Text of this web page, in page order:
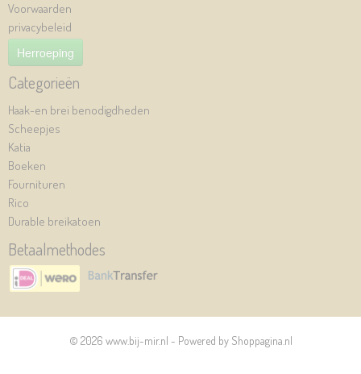
Voorwaarden
privacybeleid
Herroeping
Categorieën
Haak-en brei benodigdheden
Scheepjes
Katia
Boeken
Fournituren
Rico
Durable breikatoen
Betaalmethodes
© 2026 www.bij-mir.nl - Powered by Shoppagina.nl